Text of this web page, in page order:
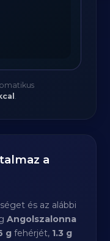
.
a
és az alábbi
Angolszalonna
g fehérjét, 1.3 g